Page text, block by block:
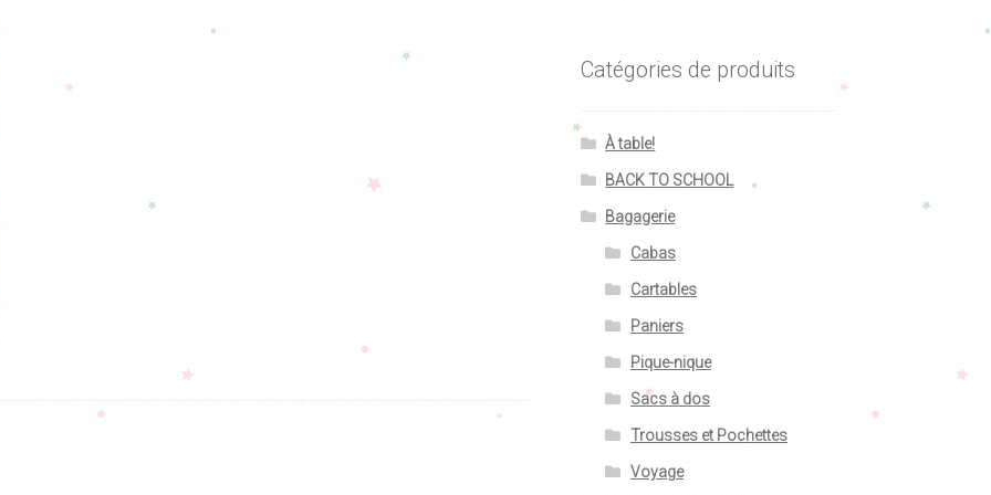
Catégories de produits
À table!
BACK TO SCHOOL
Bagagerie
Cabas
Cartables
Paniers
Pique-nique
Sacs à dos
Trousses et Pochettes
Voyage